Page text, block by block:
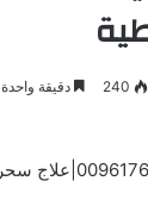
240 دقيقة واحدة